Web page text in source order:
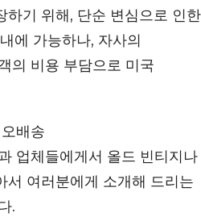
하기 위해, 단순 변심으로 인한
에 가능하나, 자사의
의 비용 부담으로 미국
배송
업체들에게서 올드 빈티지나
서 여러분에게 소개해 드리는
.